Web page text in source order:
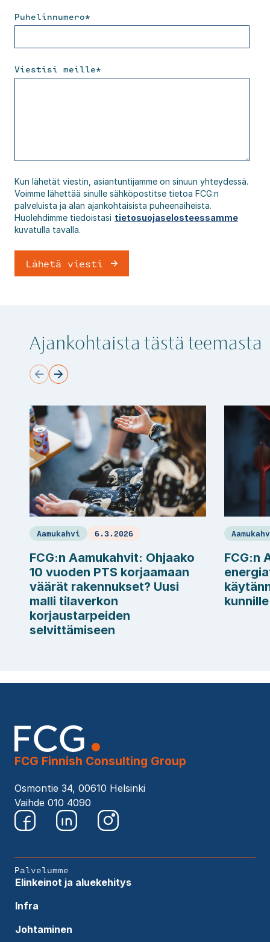
Puhelinnumero*
Viestisi meille*
Kun lähetät viestin, asiantuntijamme on sinuun yhteydessä.
Voimme lähettää sinulle sähköpostitse tietoa FCG:n
palveluista ja alan ajankohtaisista puheenaiheista.
Huolehdimme tiedoistasi tietosuojaselosteessamme
kuvatulla tavalla.
Ajankohtaista tästä teemasta
Aamukahvi 6.3.2026
FCG:n Aamukahvit: Ohjaako
10 vuoden PTS korjaamaan
väärät rakennukset? Uusi
malli tilaverkon
korjaustarpeiden
selvittämiseen
FCG:n
FCG Finnish Consulting Group
Osmontie 34, 00610 Helsinki
Vaihde 010 4090
Palvelumme
Elinkeinot ja aluekehitys
Infra
Johtaminen